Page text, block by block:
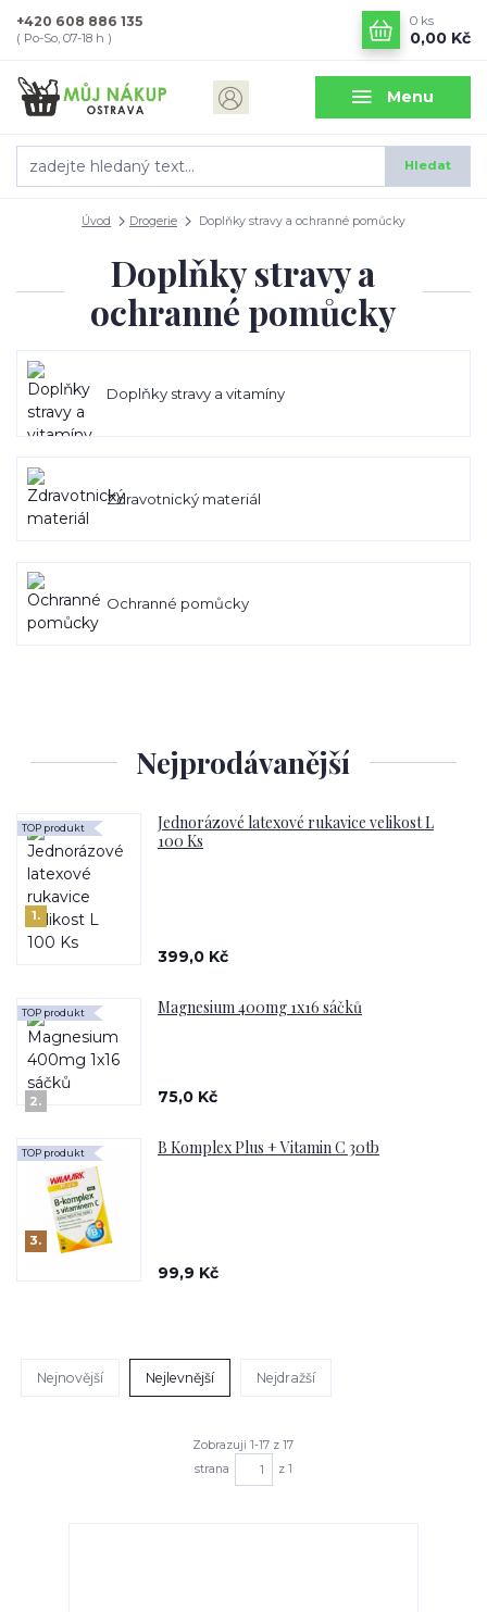
Menu
Hledat
+420 608 886 135
( Po-So, 07-18 h )
0 ks
0,00 Kč
Úvod Drogerie Doplňky stravy a ochranné pomůcky
Doplňky stravy a
ochranné pomůcky
Doplňky stravy a vitamíny
Zdravotnický materiál
Ochranné pomůcky
Nejprodávanější
1.
Jednorázové latexové rukavice velikost L
100 Ks
TOP produkt
399,0 Kč
2.
Magnesium 400mg 1x16 sáčků
TOP produkt
75,0 Kč
3.
B Komplex Plus + Vitamin C 30tb
TOP produkt
99,9 Kč
Nejnovější Nejlevnější Nejdražší
Zobrazuji 1-17 z 17
strana
z 1